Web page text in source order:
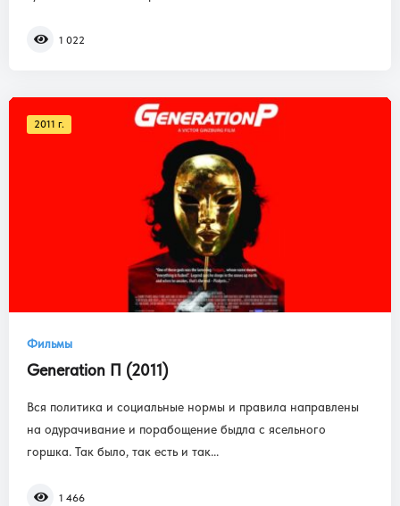
1 022
2011 г.
Фильмы
Generation П (2011)
Вся политика и социальные нормы и правила направлены
на одурачивание и порабощение быдла с ясельного
горшка. Так было, так есть и так...
1 466